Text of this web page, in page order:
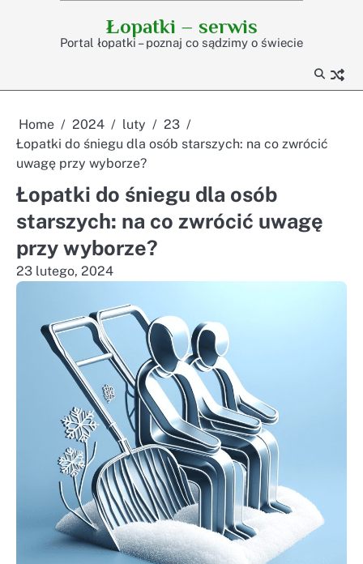
Łopatki – serwis
Portal łopatki – poznaj co sądzimy o świecie
Home 2024 luty
23
Łopatki do śniegu dla osób starszych: na co zwrócić
uwagę przy wyborze?
Łopatki do śniegu dla osób
starszych: na co zwrócić uwagę
przy wyborze?
23 lutego, 2024